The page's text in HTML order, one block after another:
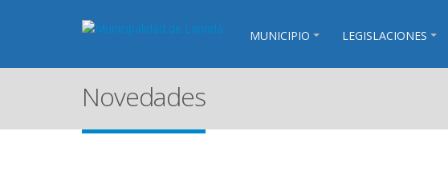
MUNICIPIO LEGISLACIONES
Novedades